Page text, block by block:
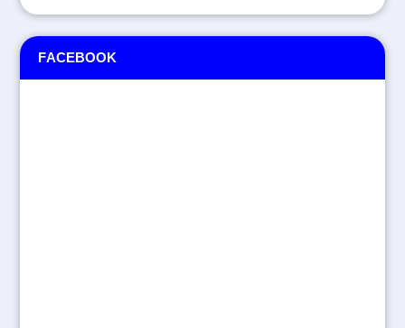
FACEBOOK